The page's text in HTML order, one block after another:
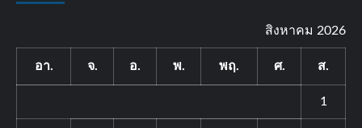
สิงหาคม 2026
อา. จ. อ. พ. พฤ. ศ. ส.
1